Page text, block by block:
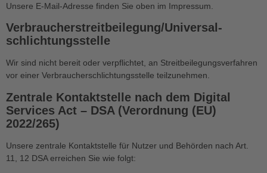
Unsere E-Mail-Adresse finden Sie oben im Impressum.
Verbraucher­streit­beilegung/Universal­
schlichtungs­stelle
Wir sind nicht bereit oder verpflichtet, an Streitbeilegungsverfahren
vor einer Verbraucherschlichtungsstelle teilzunehmen.
Zentrale Kontaktstelle nach dem Digital
Services Act – DSA (Verordnung (EU)
2022/265)
Unsere zentrale Kontaktstelle für Nutzer und Behörden nach Art.
11, 12 DSA erreichen Sie wie folgt: